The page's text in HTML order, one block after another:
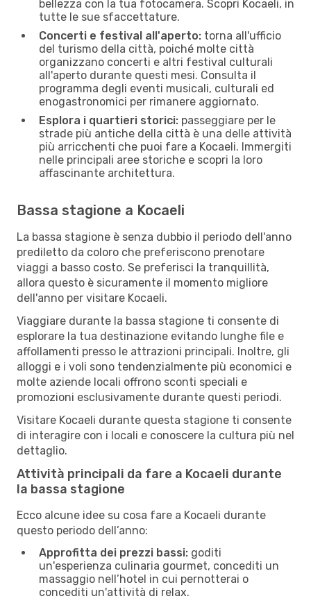
bellezza con la tua fotocamera. Scopri Kocaeli, in
tutte le sue sfaccettature.
Concerti e festival all'aperto: torna all'ufficio
del turismo della città, poiché molte città
organizzano concerti e altri festival culturali
all'aperto durante questi mesi. Consulta il
programma degli eventi musicali, culturali ed
enogastronomici per rimanere aggiornato.
Esplora i quartieri storici: passeggiare per le
strade più antiche della città è una delle attività
più arricchenti che puoi fare a Kocaeli. Immergiti
nelle principali aree storiche e scopri la loro
affascinante architettura.
Bassa stagione a Kocaeli
La bassa stagione è senza dubbio il periodo dell'anno
prediletto da coloro che preferiscono prenotare
viaggi a basso costo. Se preferisci la tranquillità,
allora questo è sicuramente il momento migliore
dell'anno per visitare Kocaeli.
Viaggiare durante la bassa stagione ti consente di
esplorare la tua destinazione evitando lunghe file e
affollamenti presso le attrazioni principali. Inoltre, gli
alloggi e i voli sono tendenzialmente più economici e
molte aziende locali offrono sconti speciali e
promozioni esclusivamente durante questi periodi.
Visitare Kocaeli durante questa stagione ti consente
di interagire con i locali e conoscere la cultura più nel
dettaglio.
Attività principali da fare a Kocaeli durante
la bassa stagione
Ecco alcune idee su cosa fare a Kocaeli durante
questo periodo dell’anno:
Approfitta dei prezzi bassi: goditi
un'esperienza culinaria gourmet, concediti un
massaggio nell’hotel in cui pernotterai o
concediti un'attività di relax.